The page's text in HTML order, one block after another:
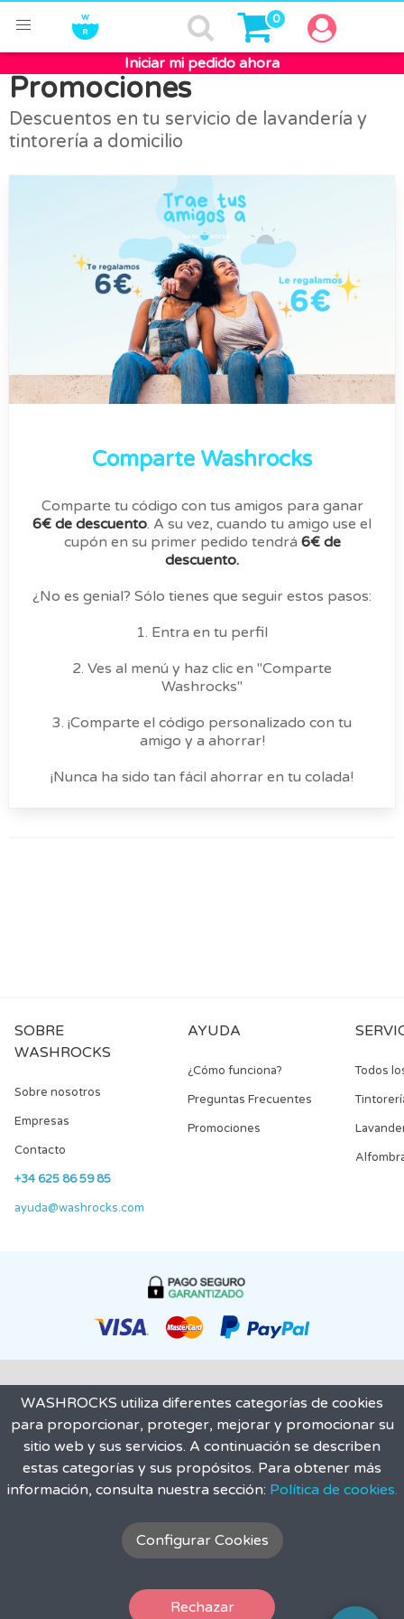
0
Iniciar mi pedido ahora
Promociones
Descuentos en tu servicio de lavandería y
tintorería a domicilio
Comparte Washrocks
Comparte tu código con tus amigos para ganar
6€ de descuento. A su vez, cuando tu amigo use el
cupón en su primer pedido tendrá 6€ de
descuento.
¿No es genial? Sólo tienes que seguir estos pasos:
1. Entra en tu perfil
2. Ves al menú y haz clic en "Comparte
Washrocks"
3. ¡Comparte el código personalizado con tu
amigo y a ahorrar!
¡Nunca ha sido tan fácil ahorrar en tu colada!
SOBRE
WASHROCKS
Sobre nosotros
Empresas
Contacto
+34 625 86 59 85
ayuda@washrocks.com
AYUDA
¿Cómo funciona?
Preguntas Frecuentes
Promociones
Todos
WASHROCKS utiliza diferentes categorías de cookies
para proporcionar, proteger, mejorar y promocionar su
sitio web y sus servicios. A continuación se describen
estas categorías y sus propósitos. Para obtener más
información, consulta nuestra sección: Política de cookies.
Configurar Cookies
Rechazar